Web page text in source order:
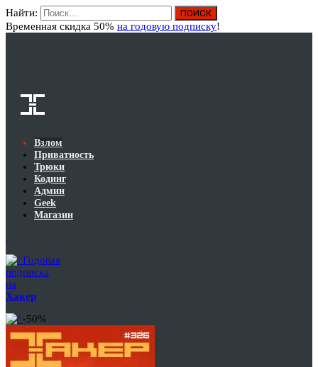
Найти:
Временная скидка 50% на годовую подписку!
Взлом
Приватность
Трюки
Кодинг
Админ
Geek
Магазин
Годовая
подписка
на
Хакер
-50%